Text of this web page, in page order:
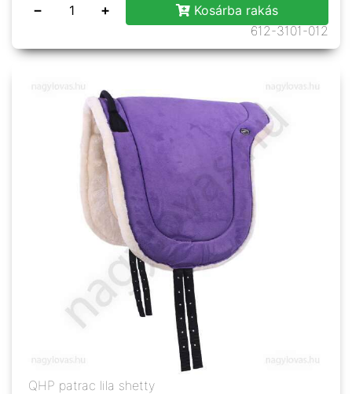
− +
Kosárba rakás
612-3101-012
QHP patrac lila shetty